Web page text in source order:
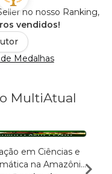
no nosso Ranking,
vendidos!
Medalhas
MultiAtual
em Ciências e
na Amazônia